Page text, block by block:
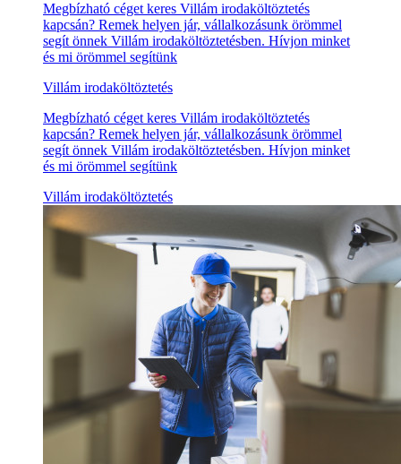
Megbízható céget keres Villám irodaköltöztetés
kapcsán? Remek helyen jár, vállalkozásunk örömmel
segít önnek Villám irodaköltöztetésben. Hívjon minket
és mi örömmel segítünk
Villám irodaköltöztetés
Megbízható céget keres Villám irodaköltöztetés
kapcsán? Remek helyen jár, vállalkozásunk örömmel
segít önnek Villám irodaköltöztetésben. Hívjon minket
és mi örömmel segítünk
Villám irodaköltöztetés